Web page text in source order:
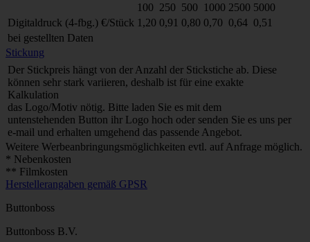
100 250 500 1000 2500 5000
Digitaldruck (4-fbg.) €/Stück 1,20 0,91 0,80 0,70 0,64 0,51
bei gestellten Daten
Stickung
Der Stickpreis hängt von der Anzahl der Stickstiche ab. Diese
können sehr stark variieren, deshalb ist für eine exakte
Kalkulation
das Logo/Motiv nötig. Bitte laden Sie es mit dem
untenstehenden Button ihr Logo hoch oder senden Sie es uns per
e-mail und erhalten umgehend das passende Angebot.
Weitere Werbeanbringungsmöglichkeiten evtl. auf Anfrage möglich.
* Nebenkosten
** Filmkosten
Herstellerangaben gemäß GPSR
Buttonboss
Buttonboss B.V.